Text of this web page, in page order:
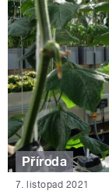
Příroda
7. listopad 2021